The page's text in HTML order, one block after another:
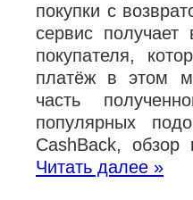
покупки с
сервис получает
покупателя,
платёж в этом
часть
популярных
CashBack, обзор
Читать далее »